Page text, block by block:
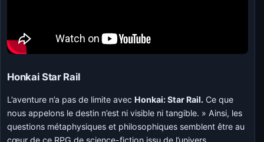
Honkai Star Rail
L’aventure n’a pas de limite avec Honkai: Star Rail. Ce que
nous appelons le destin n’est ni visible ni tangible. » Ainsi, les
questions métaphysiques et philosophiques semblent être au
cœur de ce RPG de science-fiction issu de l’univers